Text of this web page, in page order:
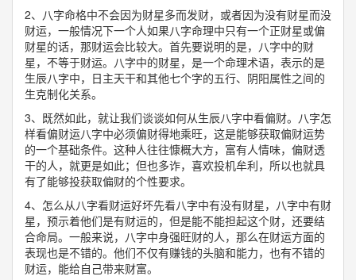
2、八字命格中不会因为财星多而发财，或者因为没有财星而没
财运，一般情况下一个人如果八字命理中只有一个正财星或偏
财星的话，那财运会比较大。首先要说明的是，八字中的财
星，不等于财运。八字中的财星，是一个命理术语，表示的是
生辰八字中，日主天干和其他七个字的五行、阴阳属性之间的
生克制化关系。
3、既然如此，就让我们谈谈如何从生辰八字中看偏财。八字怎
样看偏财运八字中必须偏财得地乘旺，这是能够获取偏财运势
的一个基础条件。这种人往往慷概大方，富有人情味，偏财透
干的人，就更是如此；但也多诈，喜欢投机牟利，所以也就具
有了能够投获取偏财的个性要求。
4、怎么从八字看财运好坏先看八字中有没有财星，八字中有财
星，预示着他们是有财运的，但是能不能担起这个财，还要结
合命局。一般来说，八字中身强旺财的人，那么在财运方面的
表现也是不错的。他们不仅有赚钱的头脑和能力，也有不错的
财运，能给自己带来财富。